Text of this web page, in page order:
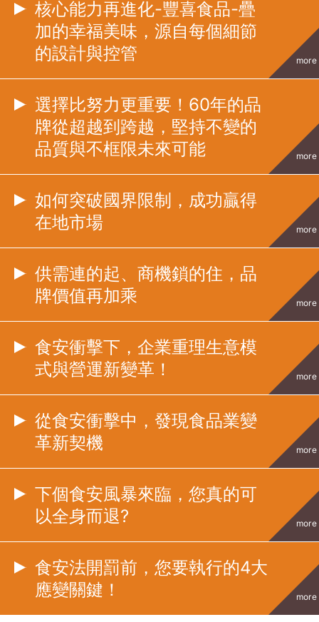
核心能力再進化-豐喜食品-疊
加的幸福美味，源自每個細節
的設計與控管
more
選擇比努力更重要！60年的品
牌從超越到跨越，堅持不變的
品質與不框限未來可能
more
如何突破國界限制，成功贏得
在地市場
more
供需連的起、商機鎖的住，品
牌價值再加乘
more
食安衝擊下，企業重理生意模
式與營運新變革！
more
從食安衝擊中，發現食品業變
革新契機
more
下個食安風暴來臨，您真的可
以全身而退?
more
食安法開罰前，您要執行的4大
應變關鍵！
more